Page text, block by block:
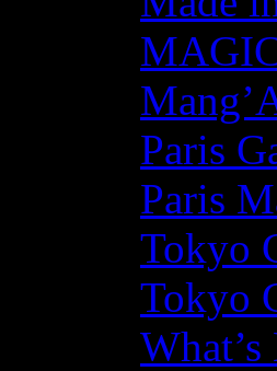
Paris
Paris
Tokyo
Tokyo